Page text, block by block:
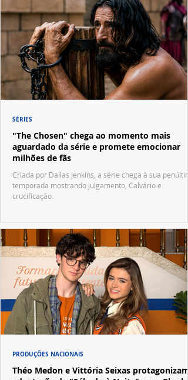
"The Chosen" chega ao momento mais
aguardado da série e promete emocionar
milhões de fãs
Criada por Dallas Jenkins, a série chega à sua
temporada mostrando julgamento, Calvário e
crucificação.
SÉRIES
Théo Medon e Vittória Seixas protagonizam
PRODUÇÕES NACIONAIS